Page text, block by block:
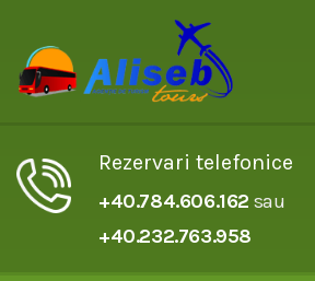
Rezervari telefonice
+40.784.606.162 sau
+40.232.763.958